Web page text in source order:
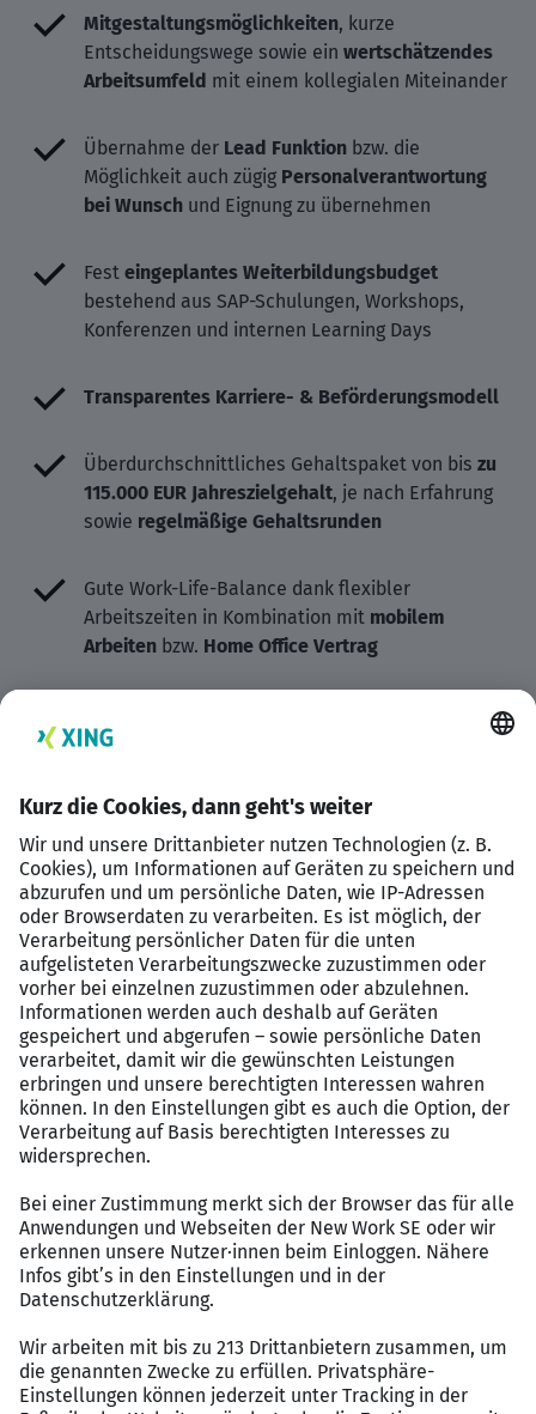
Mitgestaltungsmöglichkeiten, kurze
Entscheidungswege sowie ein wertschätzendes
Arbeitsumfeld mit einem kollegialen Miteinander
Übernahme der Lead Funktion bzw. die
Möglichkeit auch zügig Personalverantwortung
bei Wunsch und Eignung zu übernehmen
Fest eingeplantes Weiterbildungsbudget
bestehend aus SAP-Schulungen, Workshops,
Konferenzen und internen Learning Days
Transparentes Karriere- & Beförderungsmodell
Überdurchschnittliches Gehaltspaket von bis zu
115.000 EUR Jahreszielgehalt, je nach Erfahrung
sowie regelmäßige Gehaltsrunden
Gute Work-Life-Balance dank flexibler
Arbeitszeiten in Kombination mit mobilem
Arbeiten bzw. Home Office Vertrag
Die Möglichkeit auch 80% Teilzeit= 32 Stunden
pro Woche auf 4 oder 5 Tage zu arbeiten
Ihre SAP-Karrierebegleiterin
Sollten Sie Rückfragen zu diesem SAP-Job haben, dann
steht Ihnen gerneCarolin WolzvomLeuchtmehr-Team
zur Verfügung:
carolin.wolz@leuchtmehr.de
+49 7151 250 4611
Treiben Sie Ihre SAP-Karriere voran und gestalten Sie
zusammen mit Leuchtmehr Ihre berufliche Zukunft, die
Sie begeistert und Ihr ganzes Potenzial entfesselt!
Das sagen Kandidat:innen über die